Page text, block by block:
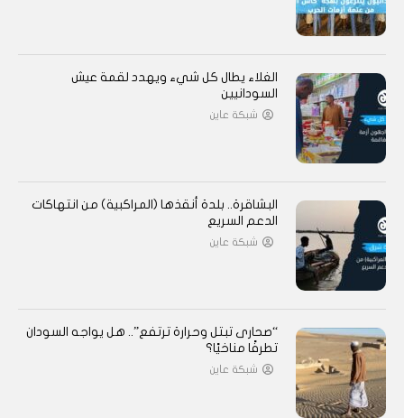
الغلاء يطال كل شيء ويهدد لقمة عيش
السودانيين
شبكة عاين
البشاقرة.. بلدة أنقذها (المراكبية) من انتهاكات
الدعم السريع
شبكة عاين
“صحارى تبتل وحرارة ترتفع”.. هل يواجه السودان
تطرفًا مناخيًا؟
شبكة عاين